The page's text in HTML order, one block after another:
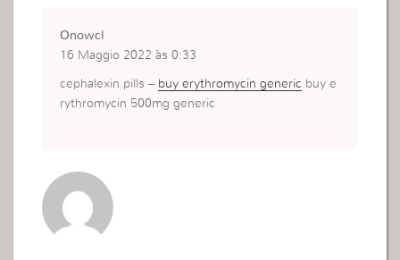
Onowcl
16 Maggio 2022 às 0:33
cephalexin pills – buy erythromycin generic buy e
rythromycin 500mg generic